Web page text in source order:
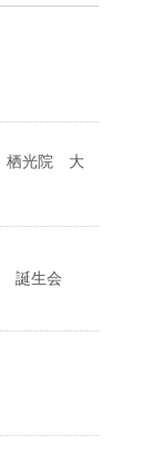
栖光院 大
誕生会